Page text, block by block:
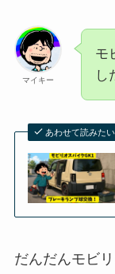
マイキー
モ
し
あわせて読みたい
だんだんモビ